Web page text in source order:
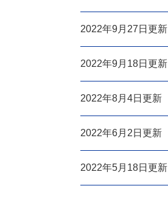
2022年9月27日更新
2022年9月18日更新
2022年8月4日更新
2022年6月2日更新
2022年5月18日更新